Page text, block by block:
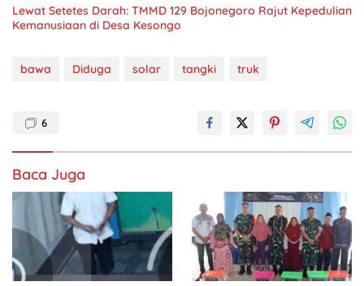
Lewat Setetes Darah: TMMD 129 Bojonegoro Rajut Kepedulian
Kemanusiaan di Desa Kesongo
bawa Diduga solar tangki truk
6
Baca Juga